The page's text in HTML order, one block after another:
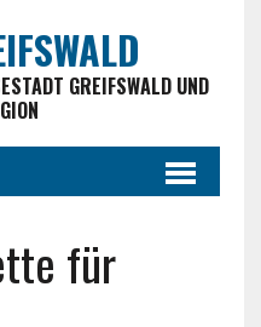
GREIFSWALD UND
für